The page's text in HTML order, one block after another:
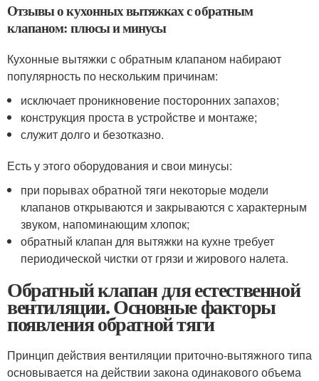
Отзывы о кухонных вытяжках с обратным
клапаном: плюсы и минусы
Кухонные вытяжки с обратным клапаном набирают
популярность по нескольким причинам:
исключает проникновение посторонних запахов;
конструкция проста в устройстве и монтаже;
служит долго и безотказно.
Есть у этого оборудования и свои минусы:
при порывах обратной тяги некоторые модели
клапанов открываются и закрываются с характерным
звуком, напоминающим хлопок;
обратный клапан для вытяжки на кухне требует
периодической чистки от грязи и жирового налета.
Обратный клапан для естественной
вентиляции. Основные факторы
появления обратной тяги
Принцип действия вентиляции приточно-вытяжного типа
основывается на действии закона одинакового объема